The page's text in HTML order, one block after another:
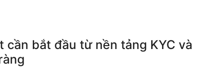
cần bắt đầu từ nền tảng KYC và